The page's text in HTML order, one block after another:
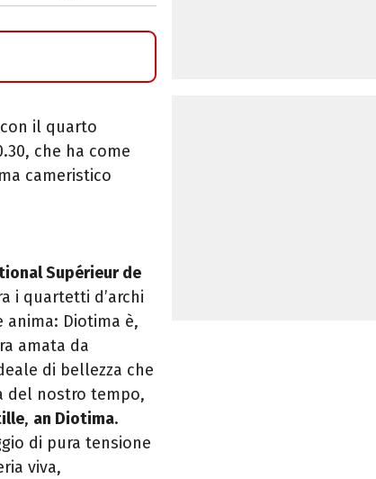
con il quarto
che ha come
cameristico
Supérieur de
i quartetti d’archi
Diotima è,
amata da
di bellezza che
del nostro tempo,
, an Diotima.
di pura tensione
viva,